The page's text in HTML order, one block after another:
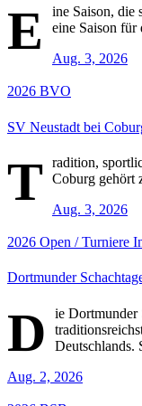
E
ine Saison, die
eine Saison für
Aug. 3, 2026
2026 BVO
SV Neustadt bei
T radition,
Coburg gehört
Aug. 3, 2026
2026 Open / Turniere
Dortmunder
D
ie Dortmunder
Deutschlands.
Aug. 2, 2026